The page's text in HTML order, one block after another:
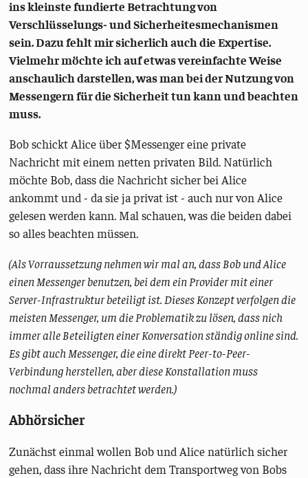
ins kleinste fundierte Betrachtung von
Verschlüsselungs- und Sicherheitesmechanismen
sein. Dazu fehlt mir sicherlich auch die Expertise.
Vielmehr möchte ich auf etwas vereinfachte Weise
anschaulich darstellen, was man bei der Nutzung von
Messengern für die Sicherheit tun kann und beachten
muss.
Bob schickt Alice über $Messenger eine private
Nachricht mit einem netten privaten Bild. Natürlich
möchte Bob, dass die Nachricht sicher bei Alice
ankommt und - da sie ja privat ist - auch nur von Alice
gelesen werden kann. Mal schauen, was die beiden dabei
so alles beachten müssen.
(Als Vorraussetzung nehmen wir mal an, dass Bob und Alice
einen Messenger benutzen, bei dem ein Provider mit einer
Server-Infrastruktur beteiligt ist. Dieses Konzept verfolgen die
meisten Messenger, um die Problematik zu lösen, dass nich
immer alle Beteiligten einer Konversation ständig online sind.
Es gibt auch Messenger, die eine direkt Peer-to-Peer-
Verbindung herstellen, aber diese Konstallation muss
nochmal anders betrachtet werden.)
Abhörsicher
Zunächst einmal wollen Bob und Alice natürlich sicher
gehen, dass ihre Nachricht dem Transportweg von Bobs